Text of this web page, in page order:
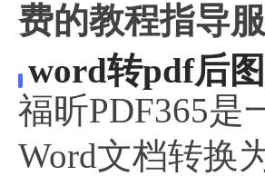
费的教程指导服
word转pdf后
福昕PDF365是
Word文档转换